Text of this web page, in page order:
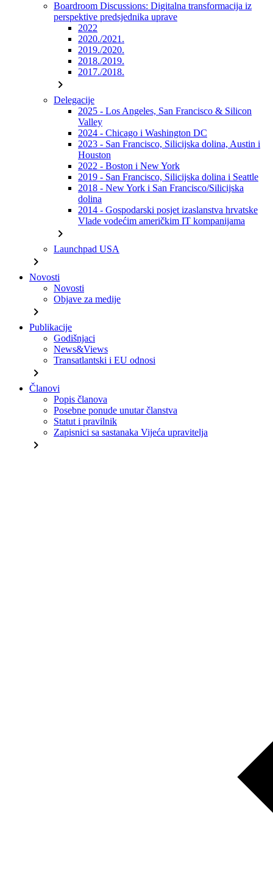
Boardroom Discussions: Digitalna transformacija iz
perspektive predsjednika uprave
2022
2020./2021.
2019./2020.
2018./2019.
2017./2018.
chevron_right
Delegacije
2025 - Los Angeles, San Francisco & Silicon
Valley
2024 - Chicago i Washington DC
2023 - San Francisco, Silicijska dolina, Austin i
Houston
2022 - Boston i New York
2019 - San Francisco, Silicijska dolina i Seattle
2018 - New York i San Francisco/Silicijska
dolina
2014 - Gospodarski posjet izaslanstva hrvatske
Vlade vodećim američkim IT kompanijama
chevron_right
Launchpad USA
chevron_right
Novosti
Novosti
Objave za medije
chevron_right
Publikacije
Godišnjaci
News&Views
Transatlantski i EU odnosi
chevron_right
Članovi
Popis članova
Posebne ponude unutar članstva
Statut i pravilnik
Zapisnici sa sastanaka Vijeća upravitelja
chevron_right